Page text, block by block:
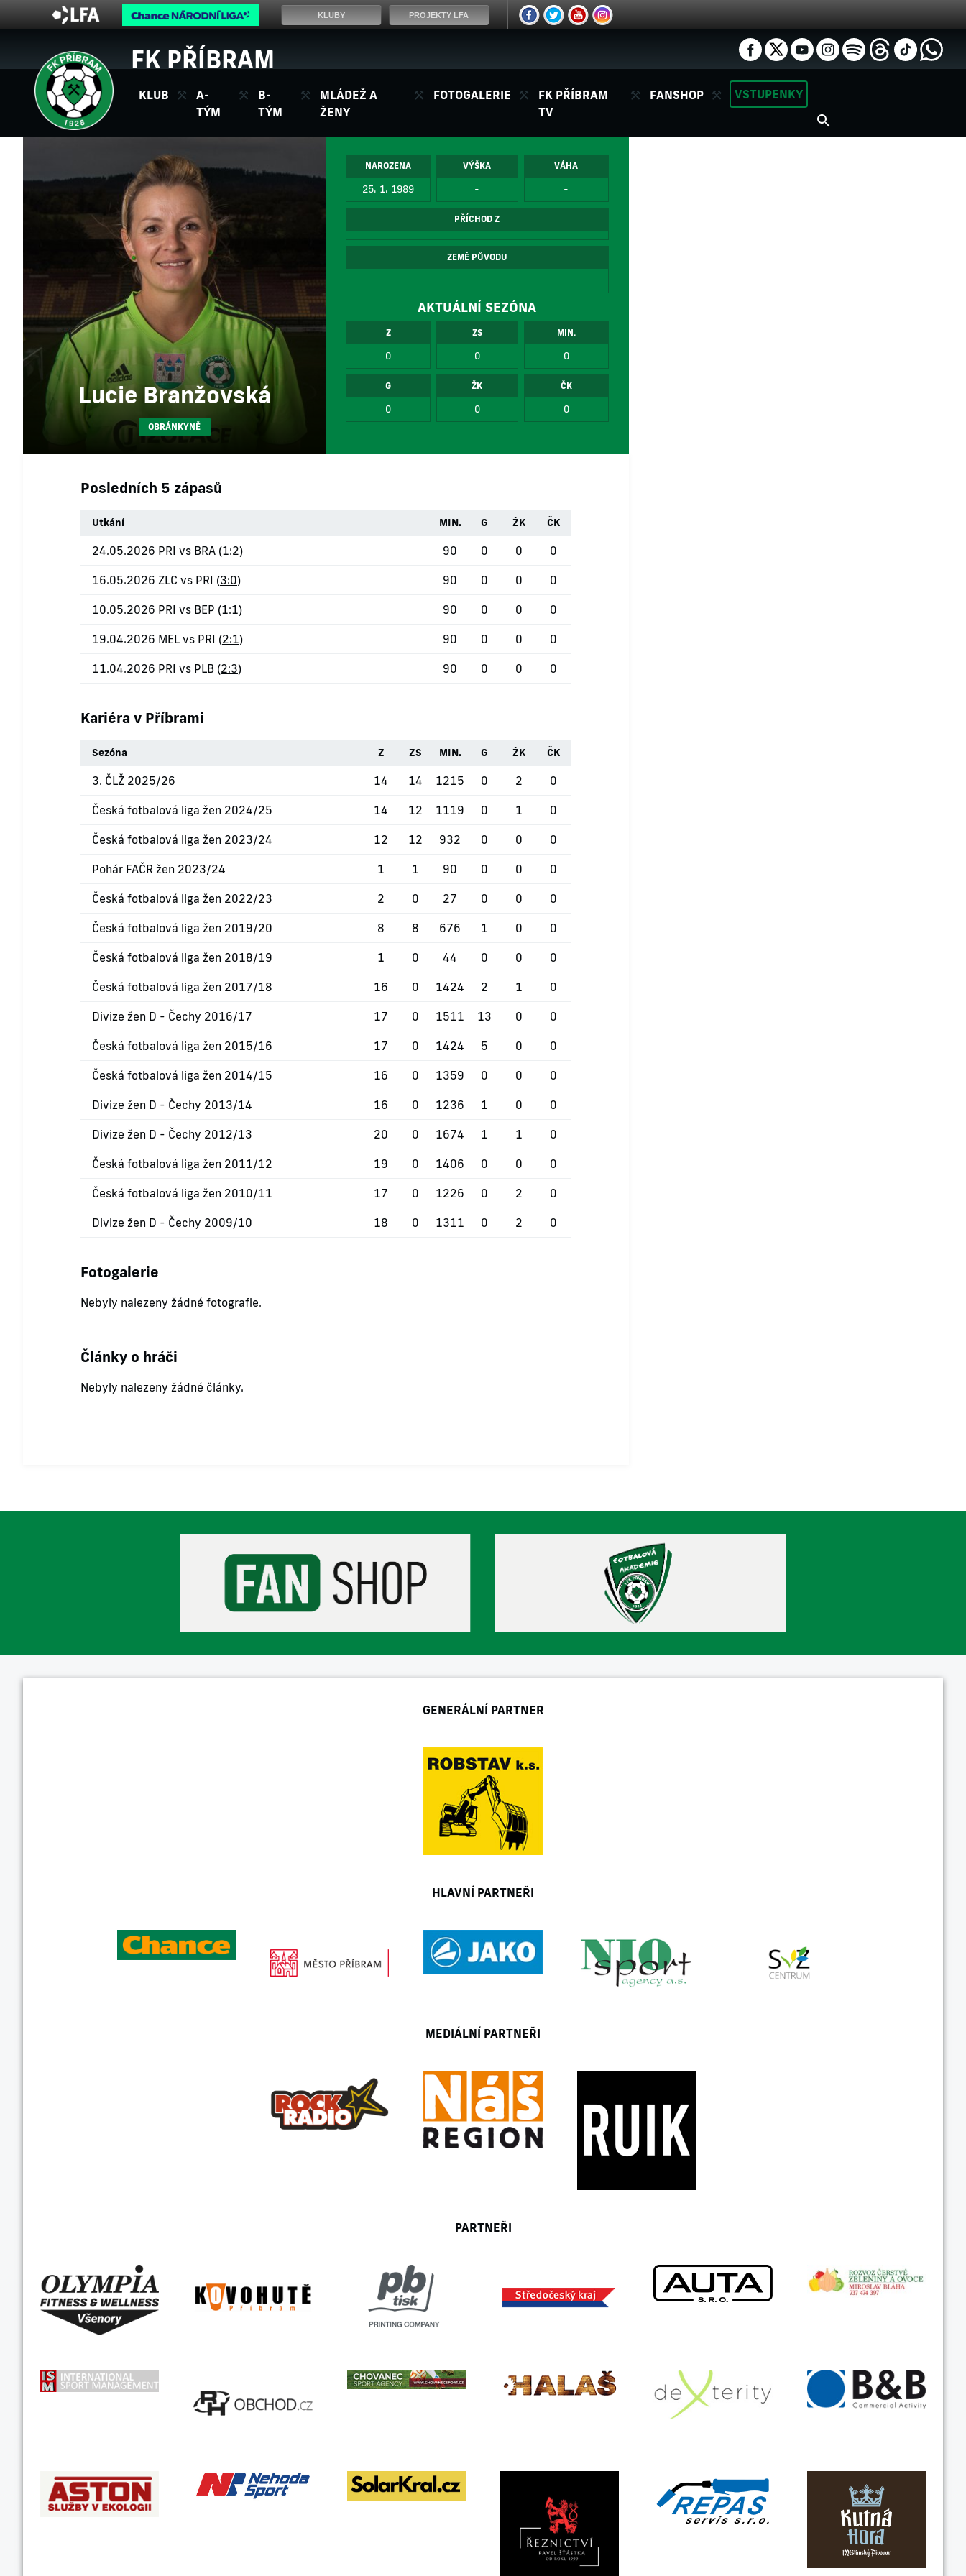
FK PŘÍBRAM
KLUB
A-
TÝM
B-
TÝM
MLÁDEŽ A
ŽENY
FOTOGALERIE
FK PŘÍBRAM
TV
FANSHOP VSTUPENKY
Lucie Branžovská
OBRÁNKYNĚ
NAROZENA
25. 1. 1989
VÝŠKA
-
VÁHA
-
PŘÍCHOD Z
ZEMĚ PŮVODU
AKTUÁLNÍ SEZÓNA
Z
0
ZS
0
MIN.
0
G
0
ŽK
0
ČK
0
Posledních 5 zápasů
Utkání MIN. G ŽK ČK
24.05.2026 PRI vs BRA (1:2) 90 0 0 0
16.05.2026 ZLC vs PRI (3:0) 90 0 0 0
10.05.2026 PRI vs BEP (1:1) 90 0 0 0
19.04.2026 MEL vs PRI (2:1) 90 0 0 0
11.04.2026 PRI vs PLB (2:3) 90 0 0 0
Kariéra v Příbrami
Sezóna Z ZS MIN. G ŽK ČK
3. ČLŽ 2025/26 14 14 1215 0 2 0
Česká fotbalová liga žen 2024/25 14 12 1119 0 1 0
Česká fotbalová liga žen 2023/24 12 12 932 0 0 0
Pohár FAČR žen 2023/24 1 1 90 0 0 0
Česká fotbalová liga žen 2022/23 2 0 27 0 0 0
Česká fotbalová liga žen 2019/20 8 8 676 1 0 0
Česká fotbalová liga žen 2018/19 1 0 44 0 0 0
Česká fotbalová liga žen 2017/18 16 0 1424 2 1 0
Divize žen D - Čechy 2016/17 17 0 1511 13 0 0
Česká fotbalová liga žen 2015/16 17 0 1424 5 0 0
Česká fotbalová liga žen 2014/15 16 0 1359 0 0 0
Divize žen D - Čechy 2013/14 16 0 1236 1 0 0
Divize žen D - Čechy 2012/13 20 0 1674 1 1 0
Česká fotbalová liga žen 2011/12 19 0 1406 0 0 0
Česká fotbalová liga žen 2010/11 17 0 1226 0 2 0
Divize žen D - Čechy 2009/10 18 0 1311 0 2 0
Fotogalerie
Nebyly nalezeny žádné fotografie.
Články o hráči
Nebyly nalezeny žádné články.
GENERÁLNÍ PARTNER
HLAVNÍ PARTNEŘI
MEDIÁLNÍ PARTNEŘI
PARTNEŘI
KLUBY PROJEKTY LFA